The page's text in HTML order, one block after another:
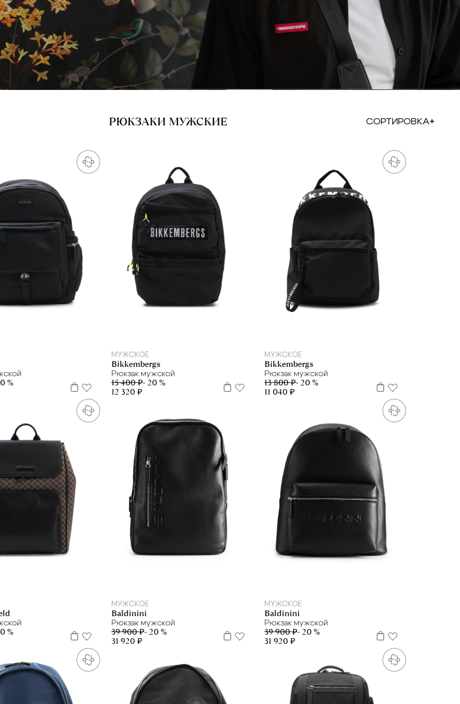
РЮКЗАКИ МУЖСКИЕ СОРТИРОВКА
%
МУЖСКОЕ
Bikkembergs
Рюкзак мужской
15 400 ₽- 20 %
12 320 ₽
МУЖСКОЕ
Bikkembergs
Рюкзак мужской
13 800 ₽- 20 %
11 040 ₽
%
МУЖСКОЕ
Baldinini
Рюкзак мужской
39 900 ₽- 20 %
31 920 ₽
МУЖСКОЕ
Baldinini
Рюкзак мужской
39 900 ₽- 20 %
31 920 ₽